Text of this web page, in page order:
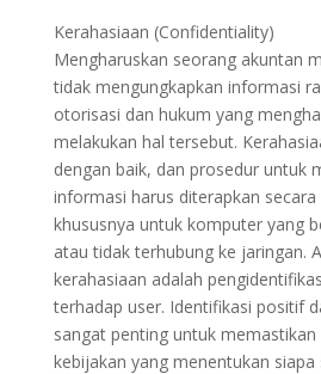
Kerahasiaan (Confidentiality)
Mengharuskan seorang akuntan
tidak mengungkapkan informasi
otorisasi dan hukum yang
melakukan hal tersebut.
dengan baik, dan prosedur untuk
informasi harus diterapkan
khususnya untuk komputer yang
atau tidak terhubung ke jaringan.
kerahasiaan adalah
terhadap user. Identifikasi positif
sangat penting untuk
kebijakan yang menentukan